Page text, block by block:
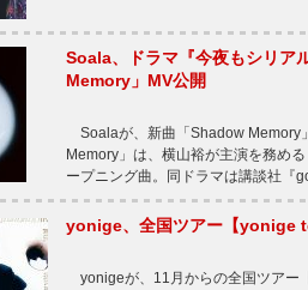
Soala、ドラマ『今夜もシリア
Memory」MV公開
Soalaが、新曲「Shadow
Memory」は、横山裕が主演を務め
ープニング曲。同ドラマは講談社『
yonige、全国ツアー【yonige
yonigeが、11月からの全国ツアー